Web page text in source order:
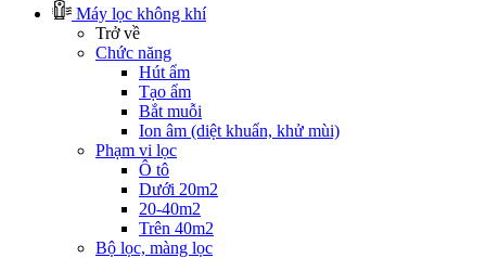
Máy lọc không khí
Trở về
Chức năng
Hút ẩm
Tạo ẩm
Bắt muỗi
Ion âm (diệt khuẩn, khử mùi)
Phạm vi lọc
Ô tô
Dưới 20m2
20-40m2
Trên 40m2
Bộ lọc, màng lọc